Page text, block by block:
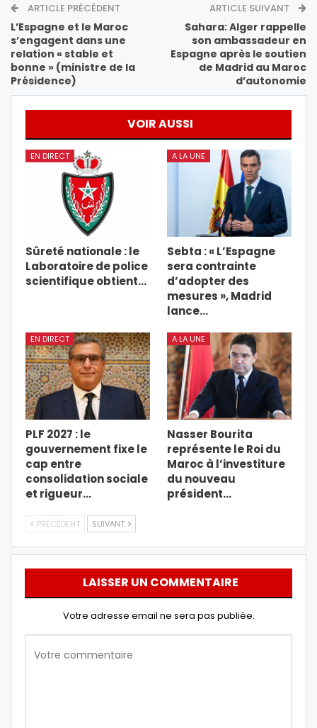
ARTICLE PRÉCÉDENT
L’Espagne et le Maroc
s’engagent dans une
relation « stable et
bonne » (ministre de la
Présidence)
ARTICLE SUIVANT
Sahara: Alger rappelle
son ambassadeur en
Espagne après le soutien
de Madrid au Maroc
d’autonomie
VOIR AUSSI
EN DIRECT
Sûreté nationale : le
Laboratoire de police
scientifique obtient…
A LA UNE
Sebta : « L’Espagne
sera contrainte
d’adopter des
mesures », Madrid
lance…
EN DIRECT
PLF 2027 : le
gouvernement fixe le
cap entre
consolidation sociale
et rigueur…
A LA UNE
Nasser Bourita
représente le Roi du
Maroc à l’investiture
du nouveau
président…
PRÉCÉDENT SUIVANT
LAISSER UN COMMENTAIRE
Votre adresse email ne sera pas publiée.